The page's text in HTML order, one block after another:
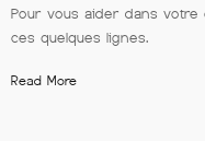
Pour vous aider dans votre
ces quelques lignes.
Read More